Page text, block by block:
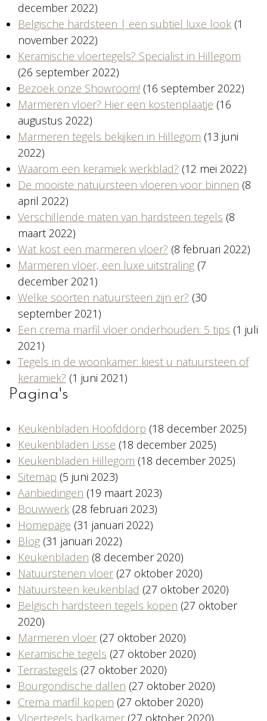
december 2022)
Belgische hardsteen | een subtiel luxe look (1
november 2022)
Keramische vloertegels? Specialist in Hillegom
(26 september 2022)
Bezoek onze Showroom! (16 september 2022)
Marmeren vloer? Hier een kostenplaatje (16
augustus 2022)
Marmeren tegels bekijken in Hillegom (13 juni
2022)
Waarom een keramiek werkblad? (12 mei 2022)
De mooiste natuursteen vloeren voor binnen (8
april 2022)
Verschillende maten van hardsteen tegels (8
maart 2022)
Wat kost een marmeren vloer? (8 februari 2022)
Marmeren vloer, een luxe uitstraling (7
december 2021)
Welke soorten natuursteen zijn er? (30
september 2021)
Een crema marfil vloer onderhouden: 5 tips (1 juli
2021)
Tegels in de woonkamer: kiest u natuursteen of
keramiek? (1 juni 2021)
Pagina's
Keukenbladen Hoofddorp (18 december 2025)
Keukenbladen Lisse (18 december 2025)
Keukenbladen Hillegom (18 december 2025)
Sitemap (5 juni 2023)
Aanbiedingen (19 maart 2023)
Bouwwerk (28 februari 2023)
Homepage (31 januari 2022)
Blog (31 januari 2022)
Keukenbladen (8 december 2020)
Natuurstenen vloer (27 oktober 2020)
Natuursteen keukenblad (27 oktober 2020)
Belgisch hardsteen tegels kopen (27 oktober
2020)
Marmeren vloer (27 oktober 2020)
Keramische tegels (27 oktober 2020)
Terrastegels (27 oktober 2020)
Bourgondische dallen (27 oktober 2020)
Crema marfil kopen (27 oktober 2020)
Vloertegels badkamer (27 oktober 2020)